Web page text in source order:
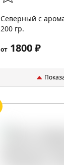
Северный с
200 гр.
от1800 ₽